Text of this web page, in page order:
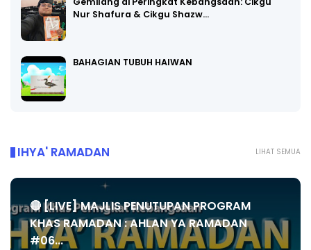
Nur Shafura & Cikgu Shazw…
BAHAGIAN TUBUH HAIWAN
LIHAT SEMUA
IHYA' RAMADAN
🔴 [LIVE] MAJLIS PENUTUPAN PROGRAM
KHAS RAMADAN : AHLAN YA RAMADAN
#06...